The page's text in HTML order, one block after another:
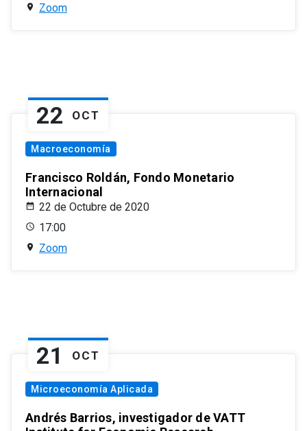
Zoom
22 OCT
Macroeconomía
Francisco Roldán, Fondo Monetario
Internacional
22 de Octubre de 2020
17:00
Zoom
21 OCT
Microeconomía Aplicada
Andrés Barrios, investigador de VATT